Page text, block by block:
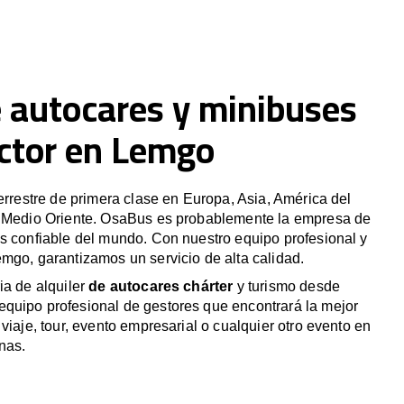
y minibuses
en Lemgo
de primera clase en Europa, Asia, América del
Oriente. OsaBus es probablemente la empresa de
confiable del mundo. Con nuestro equipo profesional y
garantizamos un servicio de alta calidad.
de alquilerde autocares chárter y turismo desde
profesional de gestores que encontrará la mejor
tour, evento empresarial o cualquier otro evento en